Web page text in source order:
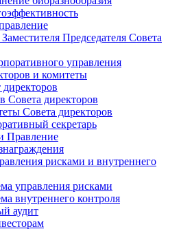
Председателя Совета
управления
и комитеты
директоров
Совета директоров
Совета директоров
секретарь
Правление
рисками и внутреннего
управления рисками
внутреннего контроля
аудит